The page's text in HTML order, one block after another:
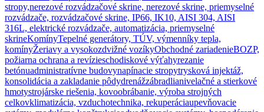
stropy,nerezové rozvádzačové skrine, nerezové skrine, priemyselné
rozvádzače, rozvádzačové skrine, IP66, IK10, AISI 304, AISI
316L, elektrické rozvádzače, automatizácia, priemyselné
skrineKomínyTepelné generátory, TÚV, výmenníky tepla,
komínyŽeriavy a vysokozdvižné vozíkyObchodné zariadenieBOZP,
požiarna ochrana a revízieschodiskové výťahyrezanie
betónuadministratívne budovynapínacie stropytrysková injektáž,
konsolidácia a zakladanie pôdydrenážzábradlianivelačné a stierkové
hmotystrojárske riešenia, kovoobrábanie, výroba strojných
celkovklimatizácia, vzduchotechnika, rekuperáciaupevňovacie